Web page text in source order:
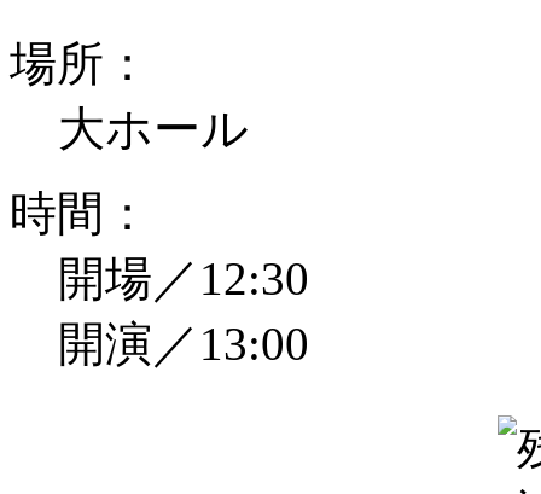
場所：
大ホール
時間：
開場／12:30
開演／13:00